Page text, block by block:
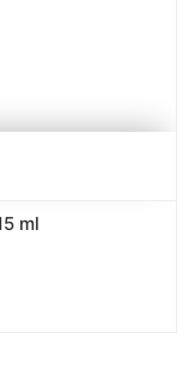
ml